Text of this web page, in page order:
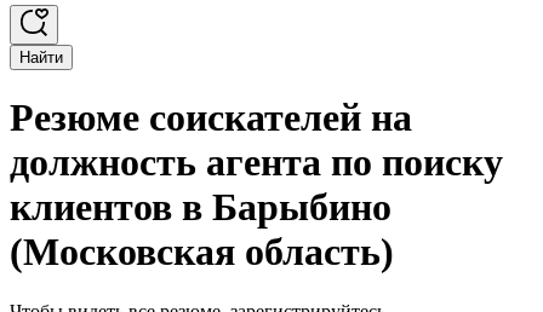
Найти
Резюме соискателей на
должность агента по поиску
клиентов в Барыбино
(Московская область)